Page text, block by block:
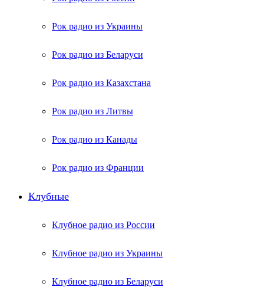
Рок радио из Украины
Рок радио из Беларуси
Рок радио из Казахстана
Рок радио из Литвы
Рок радио из Канады
Рок радио из Франции
Клубные
Клубное радио из России
Клубное радио из Украины
Клубное радио из Беларуси